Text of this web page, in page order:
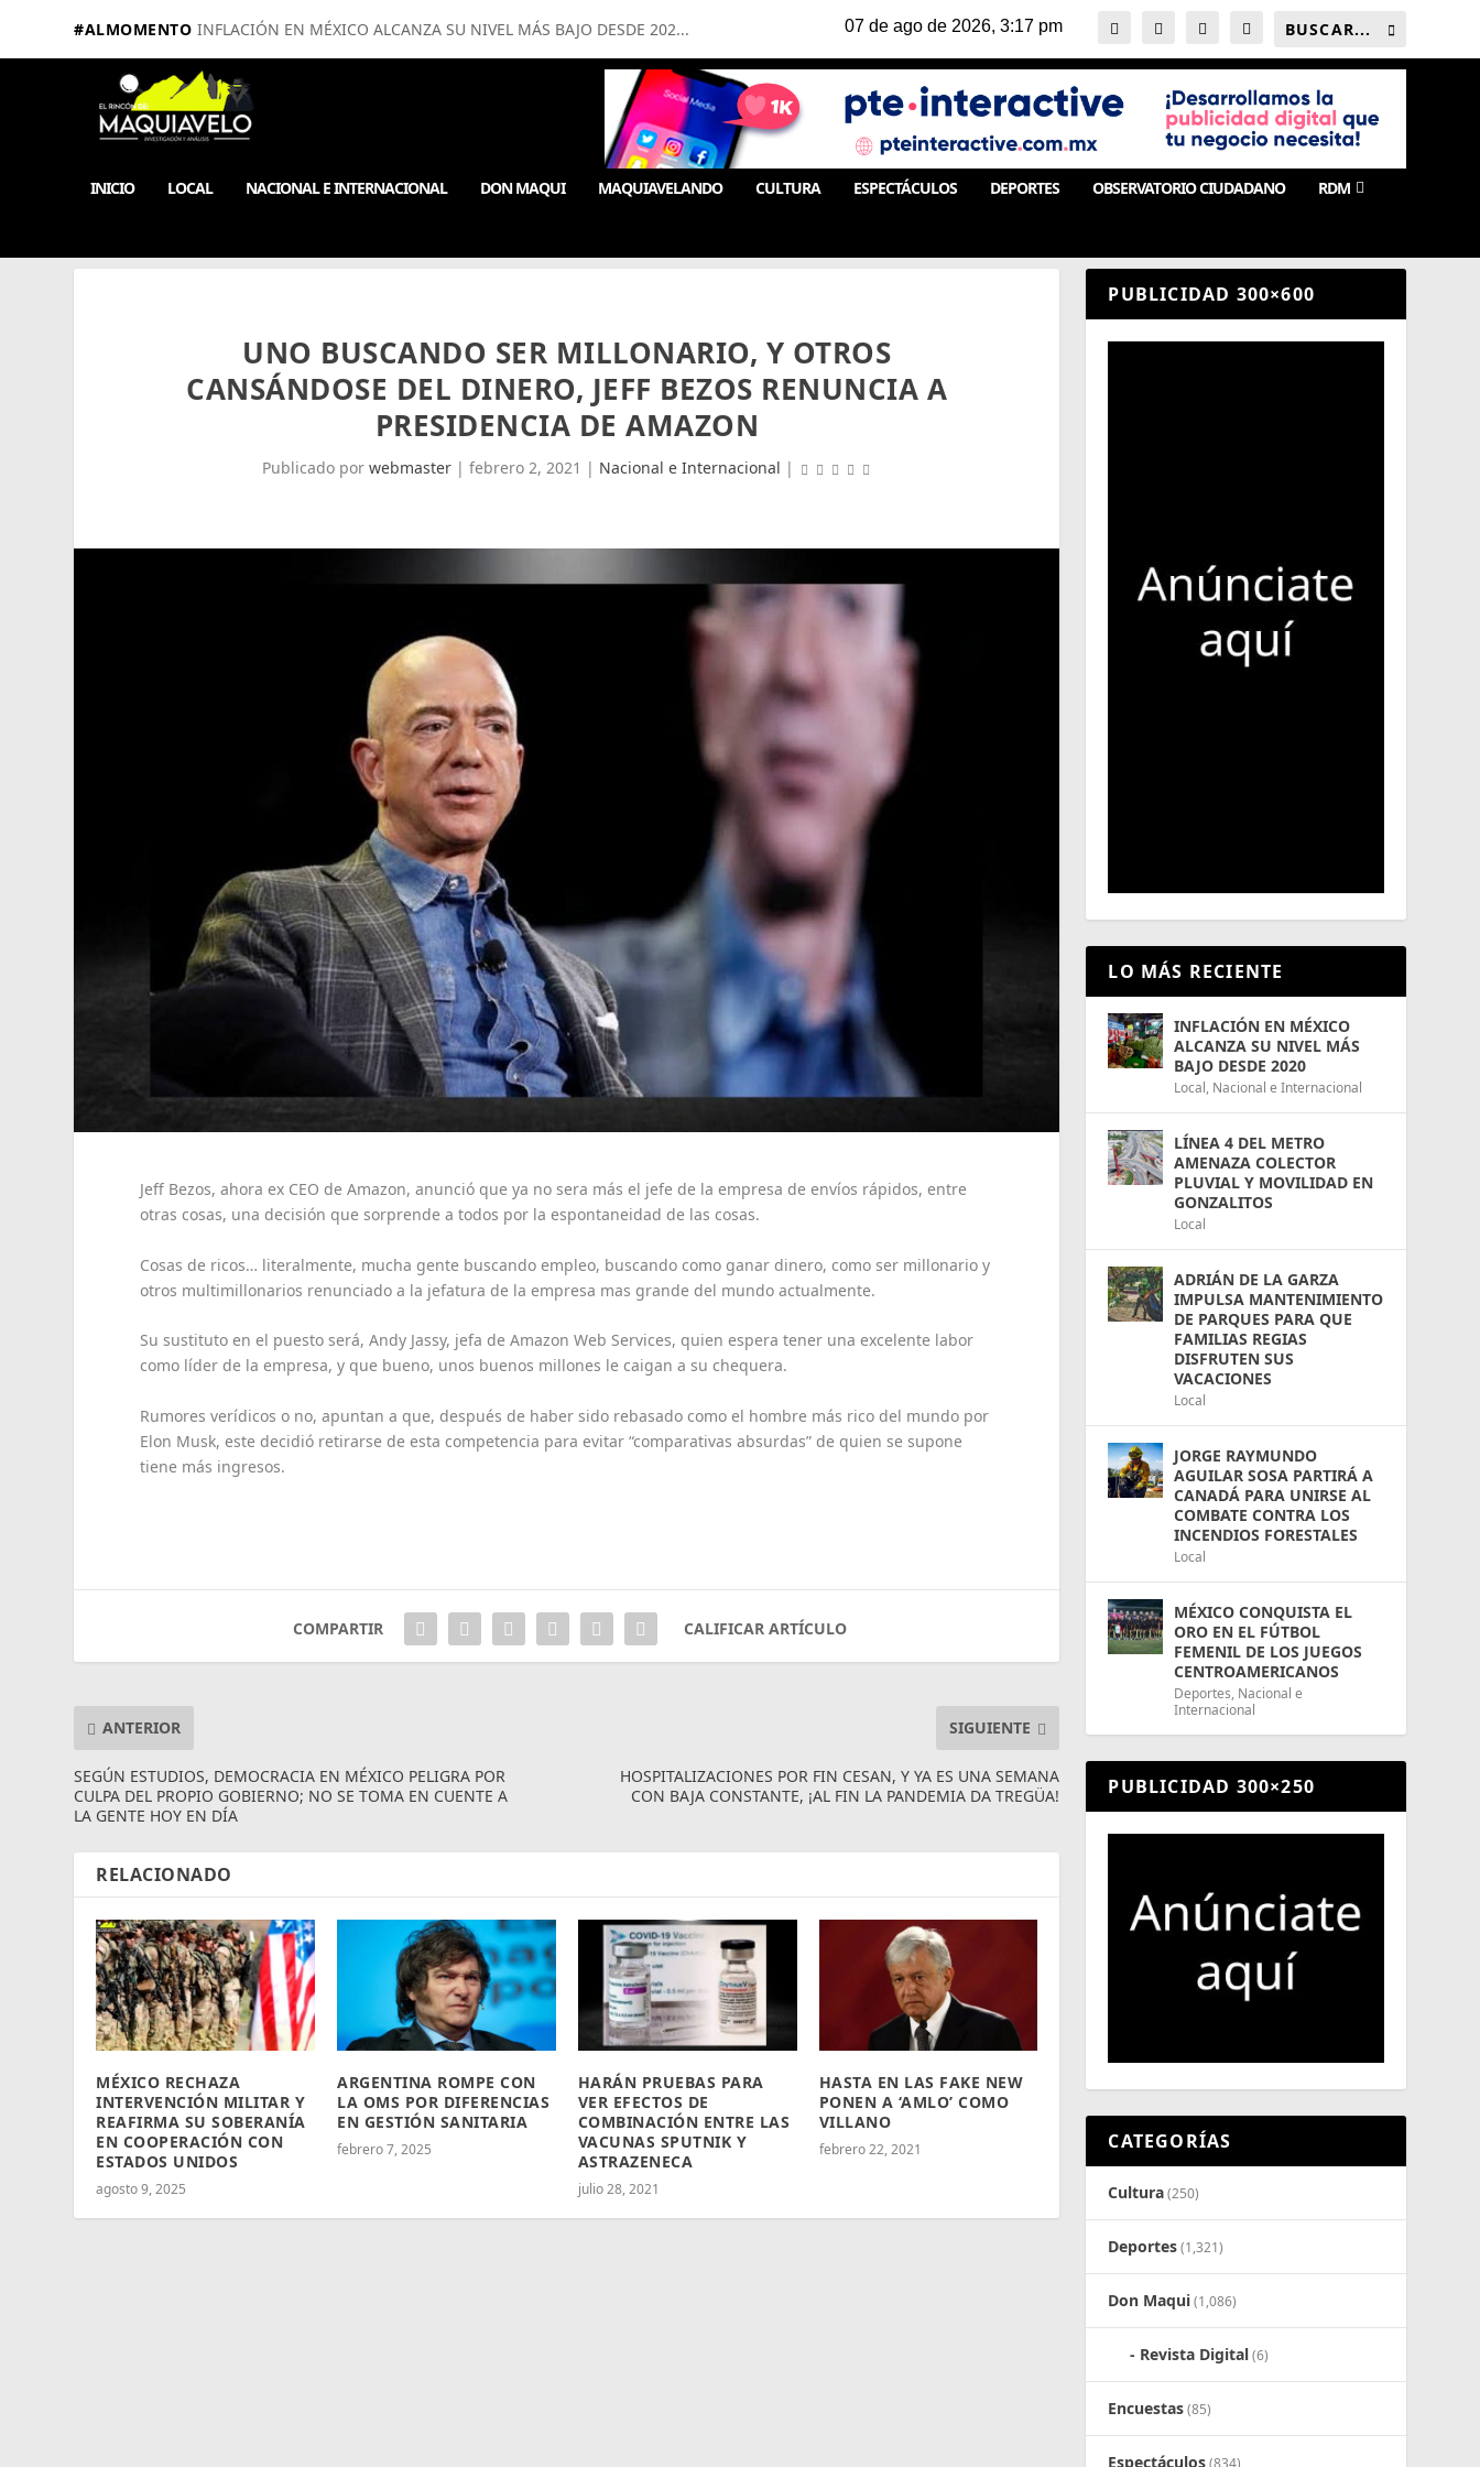
#ALMOMENTO INFLACIÓN EN MÉXICO ALCANZA SU NIVEL MÁS BAJO DESDE 202...
INICIO LOCAL NACIONAL E INTERNACIONAL DON MAQUI MAQUIAVELANDO CULTURA ESPECTÁCULOS DEPORTES OBSERVATORIO CIUDADANO RDM
UNO BUSCANDO SER MILLONARIO, Y OTROS
CANSÁNDOSE DEL DINERO, JEFF BEZOS RENUNCIA A
PRESIDENCIA DE AMAZON
Publicado porwebmaster |febrero 2, 2021 | Nacional e Internacional |
Jeff Bezos, ahora ex CEO de Amazon, anunció que ya no sera más el jefe de la empresa de envíos rápidos, entre
otras cosas, una decisión que sorprende a todos por la espontaneidad de las cosas.
Cosas de ricos… literalmente, mucha gente buscando empleo, buscando como ganar dinero, como ser millonario y
otros multimillonarios renunciado a la jefatura de la empresa mas grande del mundo actualmente.
Su sustituto en el puesto será, Andy Jassy, jefa de Amazon Web Services, quien espera tener una excelente labor
como líder de la empresa, y que bueno, unos buenos millones le caigan a su chequera.
Rumores verídicos o no, apuntan a que, después de haber sido rebasado como el hombre más rico del mundo por
Elon Musk, este decidió retirarse de esta competencia para evitar “comparativas absurdas” de quien se supone
tiene más ingresos.
COMPARTIR CALIFICAR ARTÍCULO
ANTERIOR
SEGÚN ESTUDIOS, DEMOCRACIA EN MÉXICO PELIGRA POR
CULPA DEL PROPIO GOBIERNO; NO SE TOMA EN CUENTE A
LA GENTE HOY EN DÍA
SIGUIENTE
HOSPITALIZACIONES POR FIN CESAN, Y YA ES UNA SEMANA
CON BAJA CONSTANTE, ¡AL FIN LA PANDEMIA DA TREGÜA!
RELACIONADO
MÉXICO RECHAZA
INTERVENCIÓN MILITAR Y
REAFIRMA SU SOBERANÍA
EN COOPERACIÓN CON
ESTADOS UNIDOS
agosto 9, 2025
ARGENTINA ROMPE CON
LA OMS POR DIFERENCIAS
EN GESTIÓN SANITARIA
febrero 7, 2025
HARÁN PRUEBAS PARA
VER EFECTOS DE
COMBINACIÓN ENTRE LAS
VACUNAS SPUTNIK Y
ASTRAZENECA
julio 28, 2021
HASTA EN LAS FAKE NEW
PONEN A ‘AMLO’ COMO
VILLANO
febrero 22, 2021
PUBLICIDAD 300×600
LO MÁS RECIENTE
INFLACIÓN EN MÉXICO
ALCANZA SU NIVEL MÁS
BAJO DESDE 2020
Local, Nacional e Internacional
LÍNEA 4 DEL METRO
AMENAZA COLECTOR
PLUVIAL Y MOVILIDAD EN
GONZALITOS
Local
ADRIÁN DE LA GARZA
IMPULSA MANTENIMIENTO
DE PARQUES PARA QUE
FAMILIAS REGIAS
DISFRUTEN SUS
VACACIONES
Local
JORGE RAYMUNDO
AGUILAR SOSA PARTIRÁ A
CANADÁ PARA UNIRSE AL
COMBATE CONTRA LOS
INCENDIOS FORESTALES
Local
MÉXICO CONQUISTA EL
ORO EN EL FÚTBOL
FEMENIL DE LOS JUEGOS
CENTROAMERICANOS
Deportes, Nacional e
Internacional
PUBLICIDAD 300×250
CATEGORÍAS
Cultura(250)
Deportes(1,321)
Don Maqui(1,086)
Revista Digital(6)
Encuestas(85)
Espectáculos